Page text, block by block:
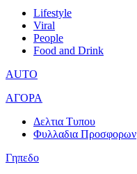
Lifestyle
Viral
People
Food and Drink
AUTO
ΑΓΟΡΑ
Δελτια Τυπου
Φυλλαδια Προσφορων
Γηπεδο